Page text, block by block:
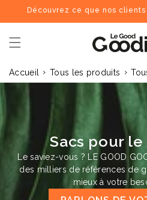
passer
au
contenu
Découvrez ce que nos clients
Dernières recherches :
Recherches populaires
totebag
Goodies recommandés
♻️
Accueil › Tous les produits ›
Sacs pour
Le saviez-vous ? LE GOOD
des milliers de références de
mieux à votre